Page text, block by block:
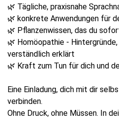
🌿 Tägliche, praxisnahe
🌿 konkrete Anwendungen für
🌿 Pflanzenwissen, das du
🌿 Homöopathie -
verständlich erklärt
🌿 Kraft zum Tun für dich und
Eine Einladung, dich mit dir
verbinden.
Ohne Druck, ohne Müssen. In